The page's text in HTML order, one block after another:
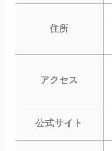
住所
アクセス
公式サイト